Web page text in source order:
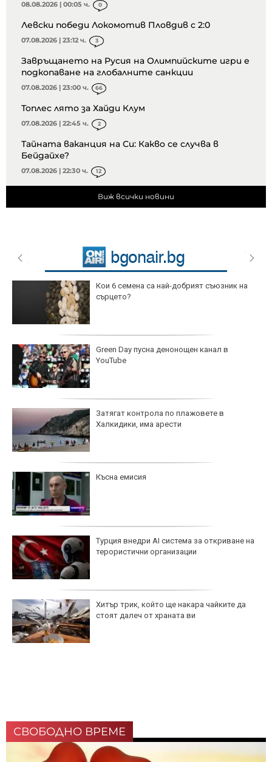
08.08.2026 | 00:05 ч. 0
Левски победи Локомотив Пловдив с 2:0
07.08.2026 | 23:12 ч. 3
Завръщането на Русия на Олимпийските игри е
подкопаване на глобалните санкции
07.08.2026 | 23:00 ч. 66
Топлес лято за Хайди Клум
07.08.2026 | 22:45 ч. 2
Тайната ваканция на Си: Какво се случва в
Бейдайхе?
07.08.2026 | 22:30 ч. 12
Виж всички новини
Кои 6 семена са най-добрият съюзник на
сърцето?
Green Day пусна денонощен канал в
YouTube
Затягат контрола по плажовете в
Халкидики, има арести
Късна емисия
Турция внедри AI система за откриване на
терористични организации
Хитър трик, който ще накара чайките да
стоят далеч от храната ви
СВОБОДНО ВРЕМЕ